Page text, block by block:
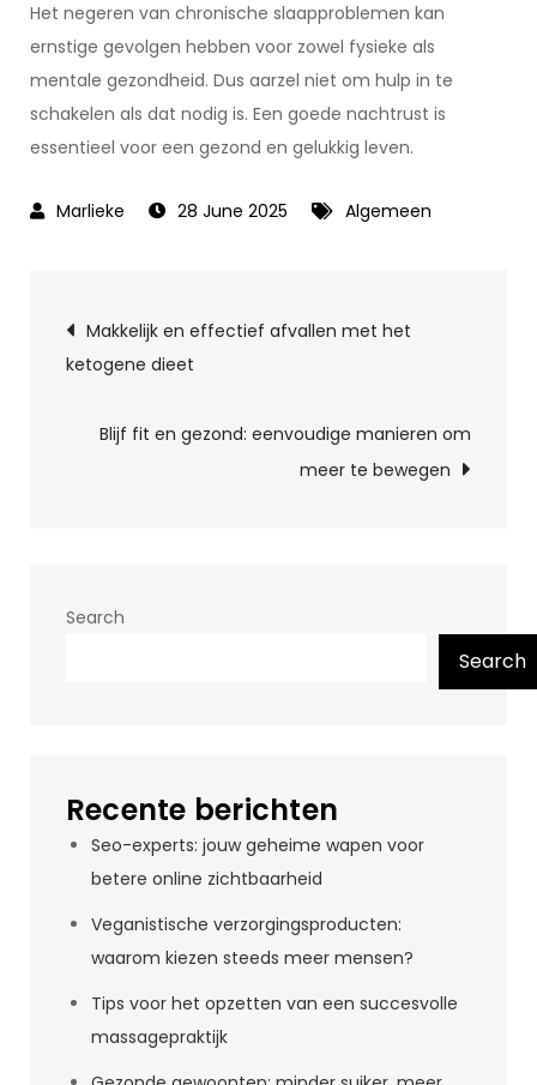
Het negeren van chronische slaapproblemen kan
ernstige gevolgen hebben voor zowel fysieke als
mentale gezondheid. Dus aarzel niet om hulp in te
schakelen als dat nodig is. Een goede nachtrust is
essentieel voor een gezond en gelukkig leven.
28 June 2025 Algemeen
Post
navigation
Makkelijk en effectief afvallen met het
ketogene dieet
Blijf fit en gezond: eenvoudige manieren om
meer te bewegen
Search
Search
Recente berichten
Seo-experts: jouw geheime wapen voor
betere online zichtbaarheid
Veganistische verzorgingsproducten:
waarom kiezen steeds meer mensen?
Tips voor het opzetten van een succesvolle
massagepraktijk